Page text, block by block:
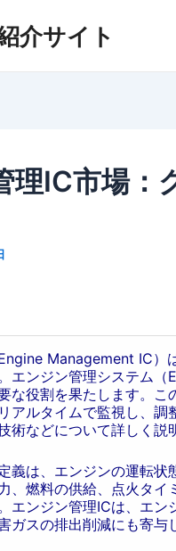
介サイト
理IC市場
Management IC）
エンジン管理システム
な役割を果たします。こ
アルタイムで監視し、調
術などについて詳しく説
義は、エンジンの運転
、燃料の供給、点火タ
エンジン管理ICは、エ
ガスの排出削減にも寄与